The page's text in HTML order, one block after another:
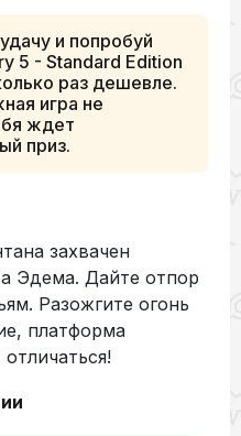
и попробуй
5 - Standard Edition
раз дешевле.
игра не
ждет
приз.
захвачен
Эдема. Дайте отпор
Разожгите огонь
платформа